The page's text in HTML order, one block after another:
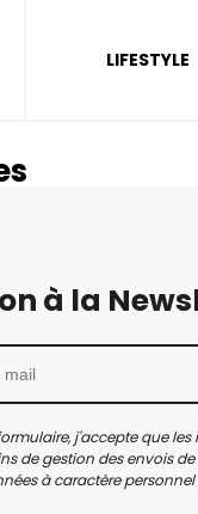
LIFESTYLE
à la
j'accepte que
de gestion des envois
à caractère